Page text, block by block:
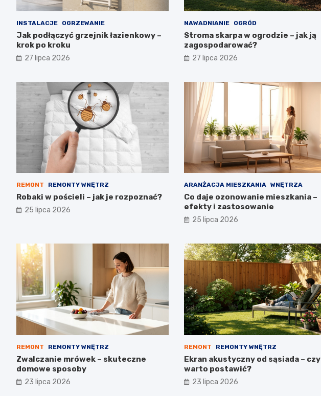
INSTALACJE OGRZEWANIE
Jak podłączyć grzejnik łazienkowy –
krok po kroku
27 lipca 2026
NAWADNIANIE OGRÓD
Stroma skarpa w ogrodzie – jak ją
zagospodarować?
27 lipca 2026
REMONT REMONTY WNĘTRZ
Robaki w pościeli – jak je rozpoznać?
25 lipca 2026
ARANŻACJA MIESZKANIA WNĘTRZA
Co daje ozonowanie mieszkania –
efekty i zastosowanie
25 lipca 2026
REMONT REMONTY WNĘTRZ
Zwalczanie mrówek – skuteczne
domowe sposoby
23 lipca 2026
REMONT REMONTY WNĘTRZ
Ekran akustyczny od sąsiada – czy
warto postawić?
23 lipca 2026